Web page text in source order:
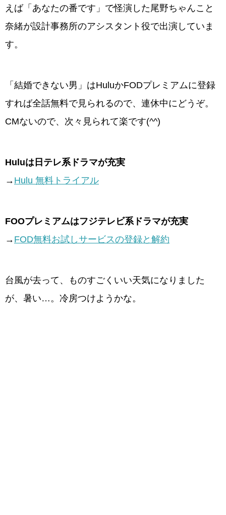
えば「あなたの番です」で怪演した尾野ちゃんこと
奈緒が設計事務所のアシスタント役で出演していま
す。
「結婚できない男」はHuluかFODプレミアムに登録
すれば全話無料で見られるので、連休中にどうぞ。
CMないので、次々見られて楽です(^^)
Huluは日テレ系ドラマが充実
→ Hulu 無料トライアル
FOOプレミアムはフジテレビ系ドラマが充実
→ FOD無料お試しサービスの登録と解約
台風が去って、ものすごくいい天気になりました
が、暑い…。冷房つけようかな。